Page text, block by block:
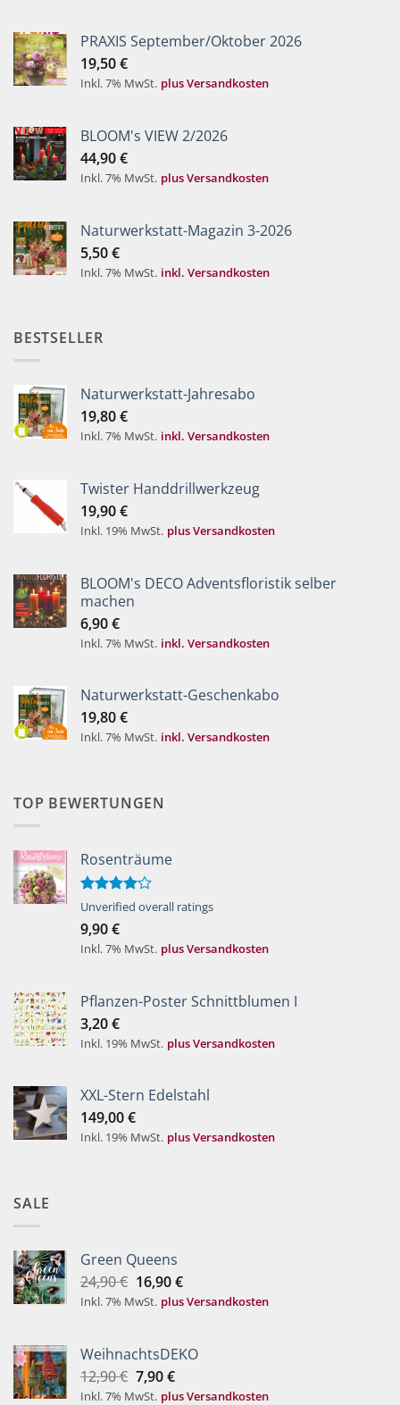
PRAXIS September/Oktober 2026
19,50€
Inkl. 7% MwSt. plus Versandkosten
BLOOM's VIEW 2/2026
44,90€
Inkl. 7% MwSt. plus Versandkosten
Naturwerkstatt-Magazin 3-2026
5,50€
Inkl. 7% MwSt. inkl. Versandkosten
BESTSELLER
Naturwerkstatt-Jahresabo
19,80€
Inkl. 7% MwSt. inkl. Versandkosten
Twister Handdrillwerkzeug
19,90€
Inkl. 19% MwSt. plus Versandkosten
BLOOM's DECO Adventsfloristik selber
machen
6,90€
Inkl. 7% MwSt. inkl. Versandkosten
Naturwerkstatt-Geschenkabo
19,80€
Inkl. 7% MwSt. inkl. Versandkosten
TOP BEWERTUNGEN
Rosenträume
Bewertet
von 5
Unverified overall ratings
9,90€
Inkl. 7% MwSt. plus Versandkosten
Pflanzen-Poster Schnittblumen I
3,20€
Inkl. 19% MwSt. plus Versandkosten
XXL-Stern Edelstahl
149,00€
Inkl. 19% MwSt. plus Versandkosten
SALE
Green Queens
24,90€ Ursprünglicher
Preis
16,90€Aktueller
Preis
Inkl. 7% MwSt. plus Versandkosten
WeihnachtsDEKO
12,90€ Ursprünglicher
Preis
7,90€Aktueller
Preis
Inkl. 7% MwSt. plus Versandkosten